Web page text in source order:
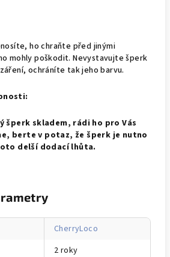
ho chraňte před jinými
mohly poškodit. Nevystavujte šperk
ochráníte tak jeho barvu.
šperk skladem, rádi ho pro Vás
berte v potaz, že šperk je nutno
delší dodací lhůta.
CherryLoco
2 roky